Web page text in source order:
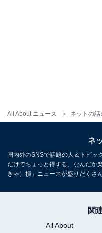
All About ニュース ネットの話
ネ
国内外のSNSで話題の人＆トピッ
だけでちょっと得する、なんだか
きゃ）損」ニュースが盛りだくさん
関
All About